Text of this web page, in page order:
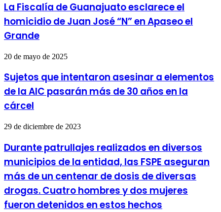
La Fiscalía de Guanajuato esclarece el
homicidio de Juan José “N” en Apaseo el
Grande
20 de mayo de 2025
Sujetos que intentaron asesinar a elementos
de la AIC pasarán más de 30 años en la
cárcel
29 de diciembre de 2023
Durante patrullajes realizados en diversos
municipios de la entidad, las FSPE aseguran
más de un centenar de dosis de diversas
drogas. Cuatro hombres y dos mujeres
fueron detenidos en estos hechos